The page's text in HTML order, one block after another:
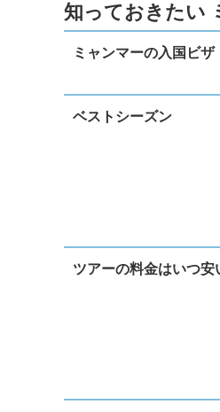
知っておきたい
ミャンマーの入国ビザ
ベストシーズン
ツアーの料金はいつ安